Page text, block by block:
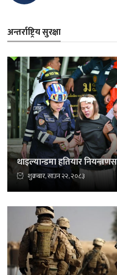
अन्तर्राष्ट्रिय सुरक्षा
थाइल्यान्डमा हतियार
शुक्रबार, साउन २२, २०८३